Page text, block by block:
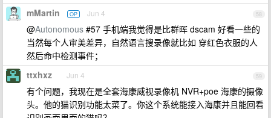
58
mMartin OP Jun 4
@Autonomous #57 手机端我觉得是比群晖 dscam 好看一些的
当然每个人审美差异，自然语言搜录像就比如 穿红色衣服的人
然后命中检测事件；
59
ttxhxz Jun 4
有个问题，我现在是全套海康威视录像机 NVR+poe 海康的摄像
头。他的猫识别功能太菜了。你这个系统能接入海康并且能回看